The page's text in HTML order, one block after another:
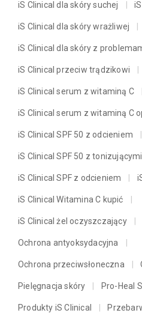
iS Clinical dla skóry suchej
iS Clinical dla skóry wrażliwej
iS Clinical dla skóry z
iS Clinical przeciw trądzikowi
iS Clinical serum z witaminą C
iS Clinical serum z witaminą C
iS Clinical SPF 50 z odcieniem
iS Clinical SPF 50 z
iS Clinical SPF z odcieniem
iS Clinical Witamina C kupić
iS Clinical żel oczyszczający
Ochrona antyoksydacyjna
Ochrona przeciwsłoneczna
Pielęgnacja skóry Pro-Heal
Produkty iS Clinical